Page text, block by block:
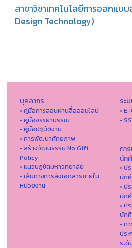
สาขาวิชาเทคโนโลยีการออกแบ
Design Technology)
บุคลากร
• คู่มือการสอนผ่านสื่อออนไลน์
• คูมือจรรยาบรรณ
• คู่มือปฏิบัติงาน
• การพัฒนาศักยภาพ
• สร้างวัฒนธรรม No Gift
Policy
• แนวปฏิบัติมหาวิทยาลัย
• เส้นทางการส่งเอกสารภายใน
หน่วยงาน
ระ
•
•
กา
นัก
• ป
นัก
• ป
นัก
• ป
นักศึ
• ก
ปร
ระดั